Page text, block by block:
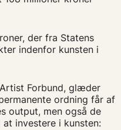
der fra Statens
indenfor kunsten i
Forbund, glæder
ordning får af
output, men også de
investere i kunsten: